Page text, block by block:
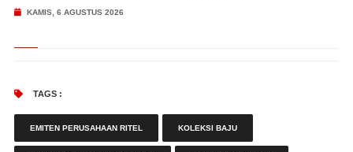
KAMIS, 6 AGUSTUS 2026
TAGS :
EMITEN PERUSAHAAN RITEL KOLEKSI BAJU